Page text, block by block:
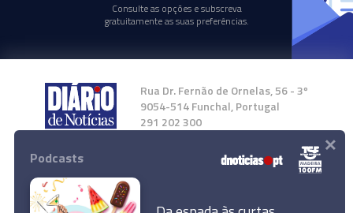
Consulte as opções e subscreva
gratuitamente as suas preferências.
Rua Dr. Fernão de Ornelas, 56 - 3º
9054-514 Funchal, Portugal
291 202 300
Instale a nossa App
Podcasts ×